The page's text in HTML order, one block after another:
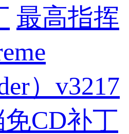
最高指挥
）v3217
CD补丁